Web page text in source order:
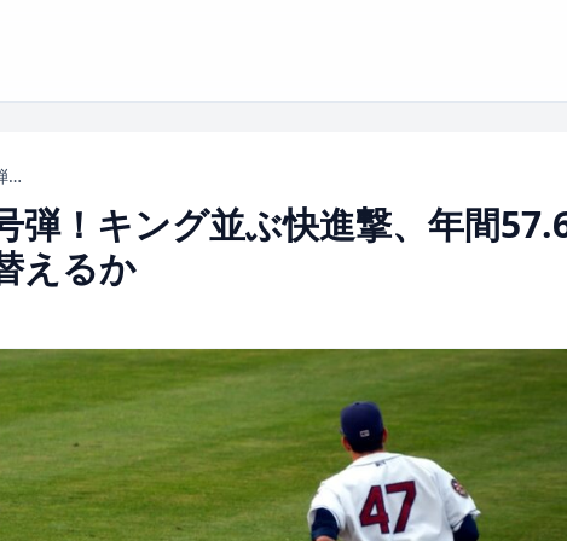
大谷翔平、規格外の16号弾！キング並ぶ快進撃、年間57.6発ペースで歴史を塗り替えるか
弾！キング並ぶ快進撃、年間
えるか